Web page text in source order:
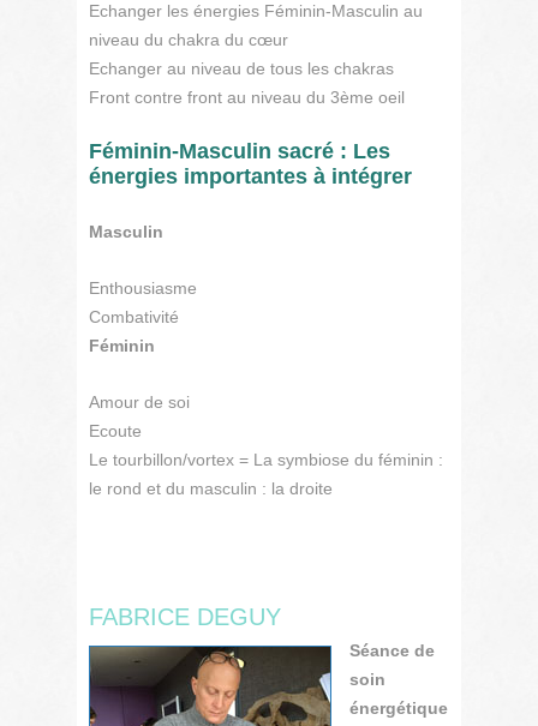
Echanger les énergies Féminin-Masculin au
niveau du chakra du cœur
Echanger au niveau de tous les chakras
Front contre front au niveau du 3ème oeil
Féminin-Masculin sacré : Les
énergies importantes à intégrer
Masculin
Enthousiasme
Combativité
Féminin
Amour de soi
Ecoute
Le tourbillon/vortex = La symbiose du féminin :
le rond et du masculin : la droite
FABRICE DEGUY
Séance de
soin
énergétique